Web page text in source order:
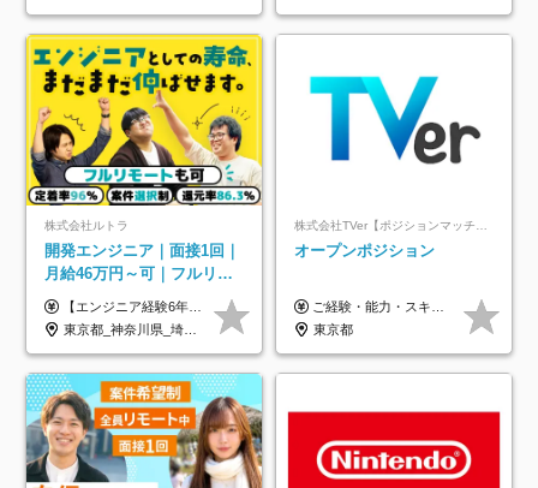
株式会社ルトラ
開発エンジニア｜面接1回｜
月給46万円～可｜フルリモ
ートも可｜案件選択制｜定
着率96％以上｜副業OK｜住
宅手当
【エンジニア経験6年以上の方】 月給46万円～100万円（固定残業代含む） ※上記月給には月30時間分の固定残業代（月8万7,400円～月19万円）を含む。超過分は全額支給。 【エンジニア経験4年以上の方】 月給42万円～100万円（固定残業代含む） ※上記月給には月30時間分の固定残業代（月7万9,800円～月19万円）を含む。超過分は全額支給。 【エンジニア経験4年未満の方】 月給38万円～100万円（固定残業代含む） ※上記月給には月30時間分の固定残業代（月7万2,200円～月19万円）を含む。超過分は全額支給。 ※経験、スキル、前職給与などを踏まえて決定。 ◆ルトラの給与制度のポイント！◆ ・社員の95%が入社時に年収UP！最高で300万円UPの実績も ・平均還元率86.3%（交通費・住宅手当・会社負担分の社保も含む） ・人柄やポテンシャルを評価し、スキル以上の希望年収を提示することも ・退職金制度やリファラル手当（平均50万円）あり
東京都_神奈川県_埼玉県_千葉県_大阪府_愛知県_北海道_青森県_岩手県_宮城県_秋田県_山形県_福島県_茨城県_栃木県_群馬県_新潟県_山梨県_長野県_富山県_石川県_福井県_静岡県_岐阜県_三重県_兵庫県_京都府_滋賀県_奈良県_和歌山県_広島県_岡山県_鳥取県_島根県_山口県_徳島県_香川県_愛媛県_高知県_福岡県_熊本県_佐賀県_長崎県_大分県_宮崎県_鹿児島県_沖縄県
株式会社TVer【ポジションマッチ登録】
オープンポジション
ご経験・能力・スキル等により、当社基準にて優遇・相談のうえ決定いたします。
東京都